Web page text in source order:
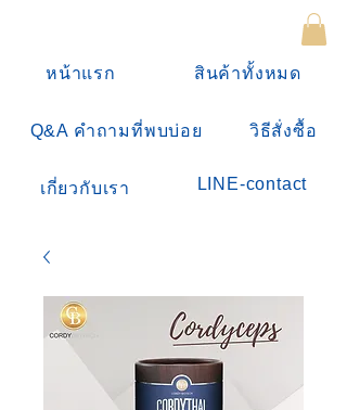
หน้าแรก สินค้าทั้งหมด
Q&A คำถามที่พบบ่อย วิธีสั่งซื้อ
เกี่ยวกับเรา LINE-contact